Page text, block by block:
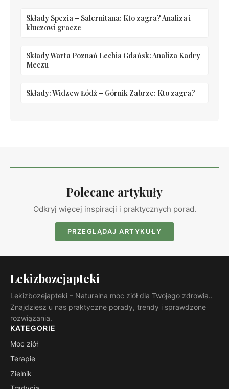
Składy Spezia – Salernitana: Kto zagra? Analiza i
kluczowi gracze
Składy Warta Poznań Lechia Gdańsk: Analiza Kadry
Meczu
Składy: Widzew Łódź – Górnik Zabrze: Kto zagra?
Polecane artykuły
Odkryj więcej inspiracji i praktycznych porad.
PRZEGLĄDAJ ARTYKUŁY
Lekizbozejapteki
Lekizbozejapteki – Naturalna moc ziół dla Twojego zdrowia..
Znajdziesz u nas praktyczne porady, trendy i sprawdzone
rozwiązania.
KATEGORIE
Moc ziół
Terapie
Zielnik